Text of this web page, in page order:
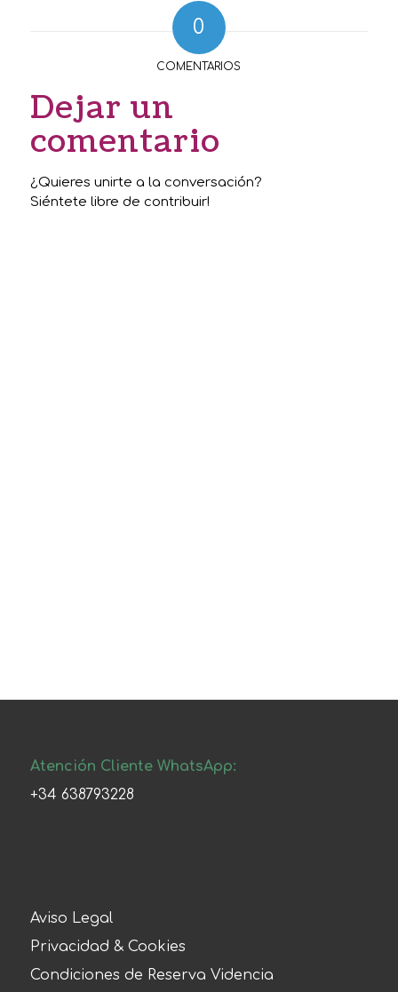
0
COMENTARIOS
Dejar un
comentario
¿Quieres unirte a la conversación?
Siéntete libre de contribuir!
Atención Cliente WhatsApp:
+34 638793228
Aviso Legal
Privacidad & Cookies
Condiciones de Reserva Videncia